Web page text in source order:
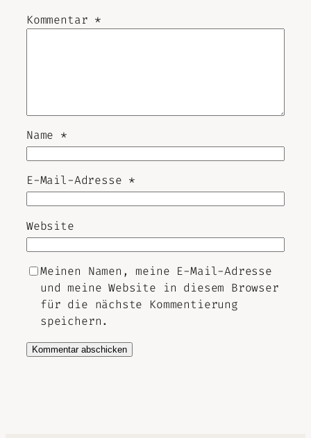
Kommentar *
Name *
E-Mail-Adresse *
Website
Meinen Namen, meine E-Mail-Adresse
und meine Website in diesem Browser
für die nächste Kommentierung
speichern.